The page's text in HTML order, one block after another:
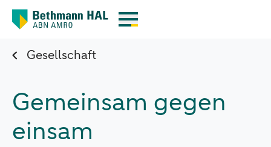
Gesellschaft
Gemeinsam gegen
einsam